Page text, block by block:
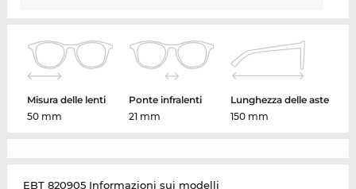
Misura delle lenti
50 mm
Ponte infralenti
21 mm
Lunghezza delle aste
150 mm
EBT 820905 Informazioni sui modelli